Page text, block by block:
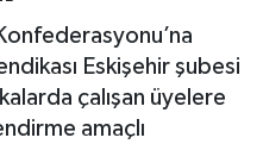
Eskişehir şubesi
çalışan üyelere
amaçlı